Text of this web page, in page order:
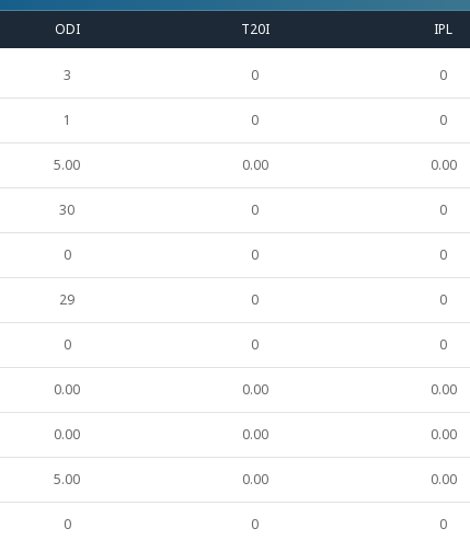
ODI T20I IPL
3 0 0
1 0 0
5.00 0.00 0.00
30 0 0
0 0 0
29 0 0
0 0 0
0.00 0.00 0.00
0.00 0.00 0.00
5.00 0.00 0.00
0 0 0